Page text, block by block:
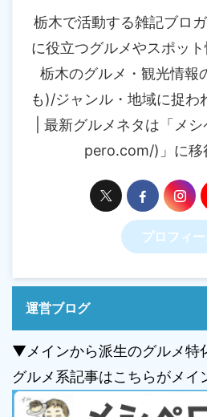
栃木で活動する雑記ブロ
に役立つグルメやスポット
栃木のグルメ・観光情報
も)/ジャンル・地域に捉わ
| 最新グルメネタは「メ
pero.com/)」に移
プロフィ
運営ブログ
▼メインから派生のグルメ特
グルメ系記事はこちらがメイ